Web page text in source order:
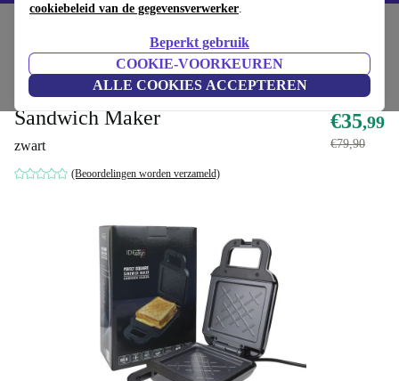
cookiebeleid van de gegevensverwerker.
Beperkt gebruik
COOKIE-VOORKEUREN
ALLE COOKIES ACCEPTEREN
Rechtstreeks van originele fabrikant
Italian Design Perfect Square
Sandwich Maker
zwart
(Beoordelingen worden verzameld)
€35,99
€79,90